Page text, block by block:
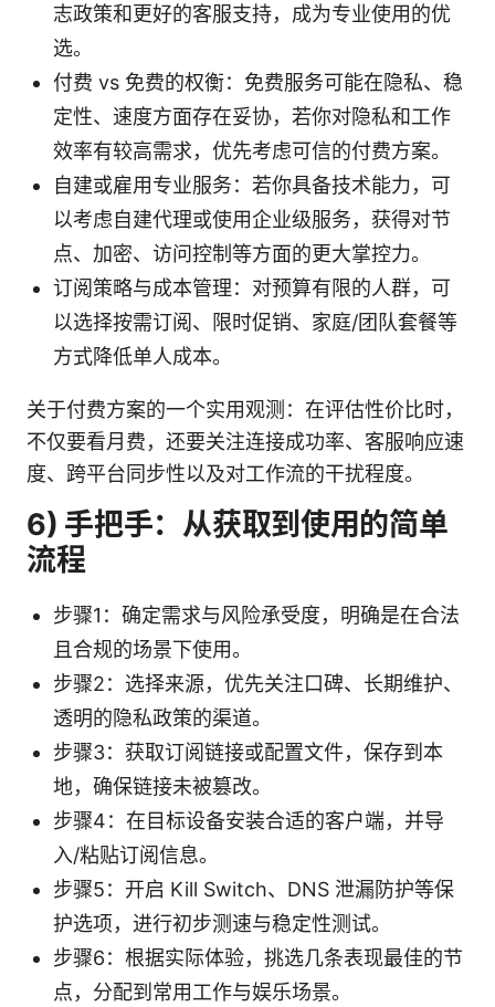
志政策和更好的客服支持，成为专业使用的优
选。
付费 vs 免费的权衡：免费服务可能在隐私、稳
定性、速度方面存在妥协，若你对隐私和工作
效率有较高需求，优先考虑可信的付费方案。
自建或雇用专业服务：若你具备技术能力，可
以考虑自建代理或使用企业级服务，获得对节
点、加密、访问控制等方面的更大掌控力。
订阅策略与成本管理：对预算有限的人群，可
以选择按需订阅、限时促销、家庭/团队套餐等
方式降低单人成本。
关于付费方案的一个实用观测：在评估性价比时，
不仅要看月费，还要关注连接成功率、客服响应速
度、跨平台同步性以及对工作流的干扰程度。
6) 手把手：从获取到使用的简单
流程
步骤1：确定需求与风险承受度，明确是在合法
且合规的场景下使用。
步骤2：选择来源，优先关注口碑、长期维护、
透明的隐私政策的渠道。
步骤3：获取订阅链接或配置文件，保存到本
地，确保链接未被篡改。
步骤4：在目标设备安装合适的客户端，并导
入/粘贴订阅信息。
步骤5：开启 Kill Switch、DNS 泄漏防护等保
护选项，进行初步测速与稳定性测试。
步骤6：根据实际体验，挑选几条表现最佳的节
点，分配到常用工作与娱乐场景。